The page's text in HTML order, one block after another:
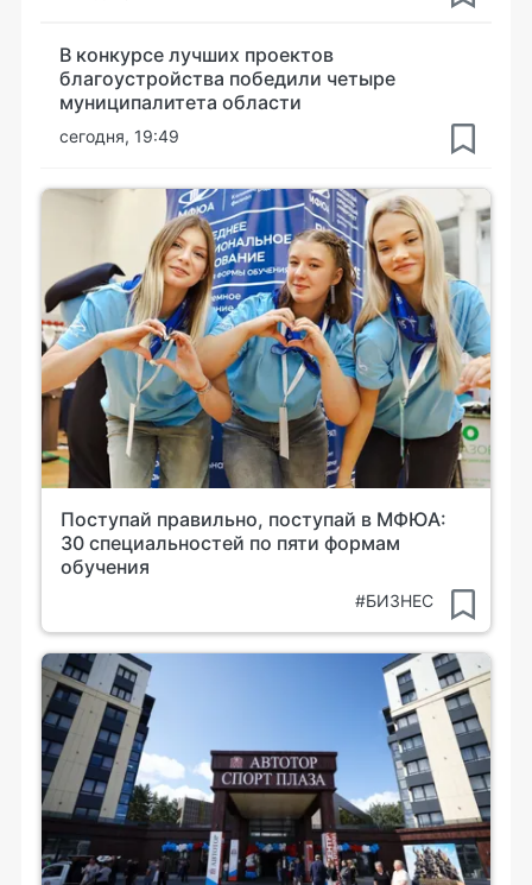
В конкурсе лучших проектов
благоустройства победили четыре
муниципалитета области
сегодня, 19:49
Поступай правильно, поступай в МФЮА:
30 специальностей по пяти формам
обучения
#БИЗНЕС